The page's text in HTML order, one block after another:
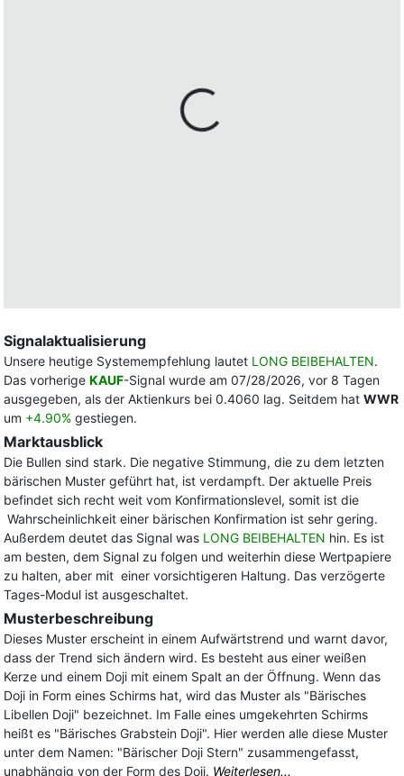
Signalaktualisierung
Unsere heutige Systemempfehlung lautet LONG BEIBEHALTEN.
Das vorherige KAUF-Signal wurde am 07/28/2026, vor 8 Tagen
ausgegeben, als der Aktienkurs bei 0.4060 lag. Seitdem hat WWR
um +4.90% gestiegen.
Marktausblick
Die Bullen sind stark. Die negative Stimmung, die zu dem letzten
bärischen Muster geführt hat, ist verdampft. Der aktuelle Preis
befindet sich recht weit vom Konfirmationslevel, somit ist die
Wahrscheinlichkeit einer bärischen Konfirmation ist sehr gering.
Außerdem deutet das Signal was LONG BEIBEHALTEN hin. Es ist
am besten, dem Signal zu folgen und weiterhin diese Wertpapiere
zu halten, aber mit einer vorsichtigeren Haltung. Das verzögerte
Tages-Modul ist ausgeschaltet.
Musterbeschreibung
Dieses Muster erscheint in einem Aufwärtstrend und warnt davor,
dass der Trend sich ändern wird. Es besteht aus einer weißen
Kerze und einem Doji mit einem Spalt an der Öffnung. Wenn das
Doji in Form eines Schirms hat, wird das Muster als "Bärisches
Libellen Doji" bezeichnet. Im Falle eines umgekehrten Schirms
heißt es "Bärisches Grabstein Doji". Hier werden alle diese Muster
unter dem Namen: "Bärischer Doji Stern" zusammengefasst,
unabhängig von der Form des Doji. Weiterlesen...